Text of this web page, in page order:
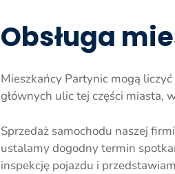
Obsługa
Mieszkańcy Partynic mogą
głównych ulic tej części miasta,
Sprzedaż samochodu naszej
ustalamy dogodny termin
inspekcję pojazdu i